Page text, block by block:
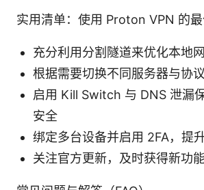
实用清单：使用 Proton VPN 的
充分利用分割隧道来优化本地
根据需要切换不同服务器与协议
启用 Kill Switch 与 DNS 泄漏
安全
绑定多台设备并启用 2FA，提
关注官方更新，及时获得新功